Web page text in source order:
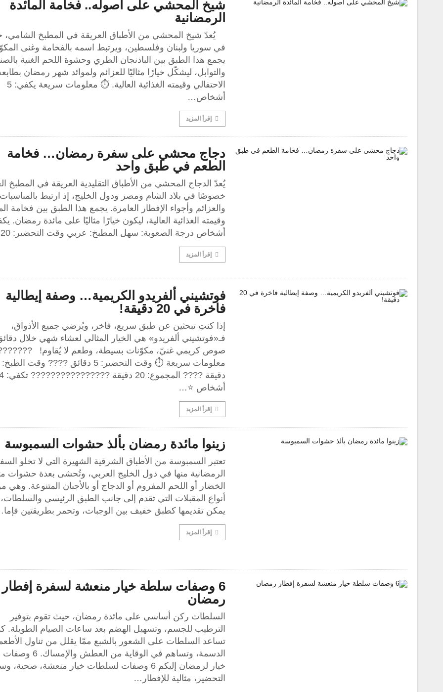
شيخ المحشي على أصوله.. فخامة المائدة
الرمضانية
يُعدّ شيخ المحشي من الأطباق العريقة في المطبخ الشامي،
في سوريا ولبنان وفلسطين، ويرتبط اسمه بالفخامة وغنى
يجمع هذا الطبق بين الباذنجان الطري وحشوة اللحم الغنية
والتوابل، ليشكّل خيارًا مثاليًا للعزائم ولموائد شهر رمضان
الاحتفالي وقيمته الغذائية العالية. ⏱️ معلومات سريعة يكفي: 5
أشخاص…
إقرأ المزيد
دجاج محشي على سفرة رمضان… فخامة
الطعم في طبق واحد
يُعدّ الدجاج المحشي من الأطباق التقليدية العريقة في المطبخ
خصوصًا في بلاد الشام ومصر ودول الخليج، إذ ارتبط بالمناسبات
والعزائم وأجواء الإفطار العامرة. يجمع هذا الطبق بين فخامة
أشخاص درجة الصعوبة: سهل المطبخ: عربي وقت التحضير: 20…
إقرأ المزيد
فوتشيني ألفريدو الكريمية… وصفة إيطالية
فاخرة في 20 دقيقة!
إذا كنتِ تبحثين عن طبق سريع، فاخر، ويُرضي جميع الأذواق،
فـ«فوتشيني ألفريدو» هي الخيار المثالي لعشاء شهي خلال
صوص كريمي غنيّ، مكوّنات بسيطة، وطعم لا يُقاوم!
دقيقة ???? المجموع: 20
أشخاص ⭐…
إقرأ المزيد
زينوا مائدة رمضان بألذ حشوات السمبوسة
تعتبر السمبوسة من الأطباق الشرقية الشهيرة التي لا تخلو
الرمضانية منها في دول الخليج العربي، وتُحشى بعدة حشوات
الخضار أو اللحم المفروم أو الدجاج أو بالأجبان المتنوعة. وهي
أنواع المقبلات التي تقدم إلى جانب الطبق الرئيسي
يمكن تقديمها كطبق خفيف بين الوجبات، وتحمر بطريقتين
إقرأ المزيد
6 وصفات سلطة خيار منعشة لسفرة إفطار
رمضان
السلطات ركن أساسي على مائدة رمضان، حيث تقوم بتوفير
الترطيب للجسم، وتسهيل الهضم بعد ساعات الصيام الطويلة.
تساعد السلطات على الشعور بالشبع ممّا يقلل من تناول
الدسمة، وتساهم في الوقاية من
خيار لرمضان إليكم 6 وصفات لسلطات خيار منعشة، صحية،
التحضير، مثالية للإفطار…